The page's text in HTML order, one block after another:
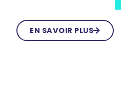
EN SAVOIR PLUS